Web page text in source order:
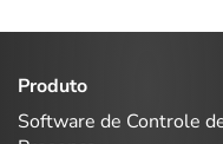
Produto
Software de Controle